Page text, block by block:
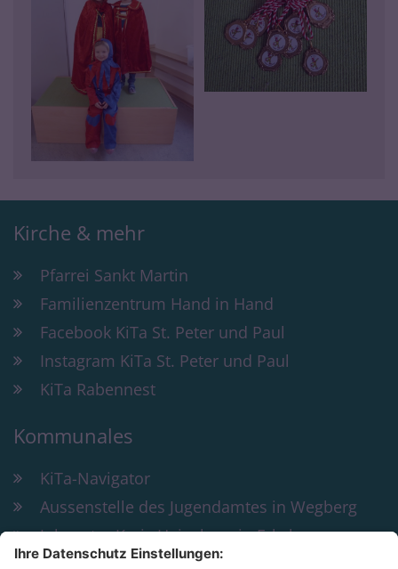
Kirche & mehr
Pfarrei Sankt Martin
Familienzentrum Hand in Hand
Facebook KiTa St. Peter und Paul
Instagram KiTa St. Peter und Paul
KiTa Rabennest
Kommunales
KiTa-Navigator
Aussenstelle des Jugendamtes in Wegberg
Jobcenter Kreis Heinsberg in Erkelenz
Bildung und Teilhabe